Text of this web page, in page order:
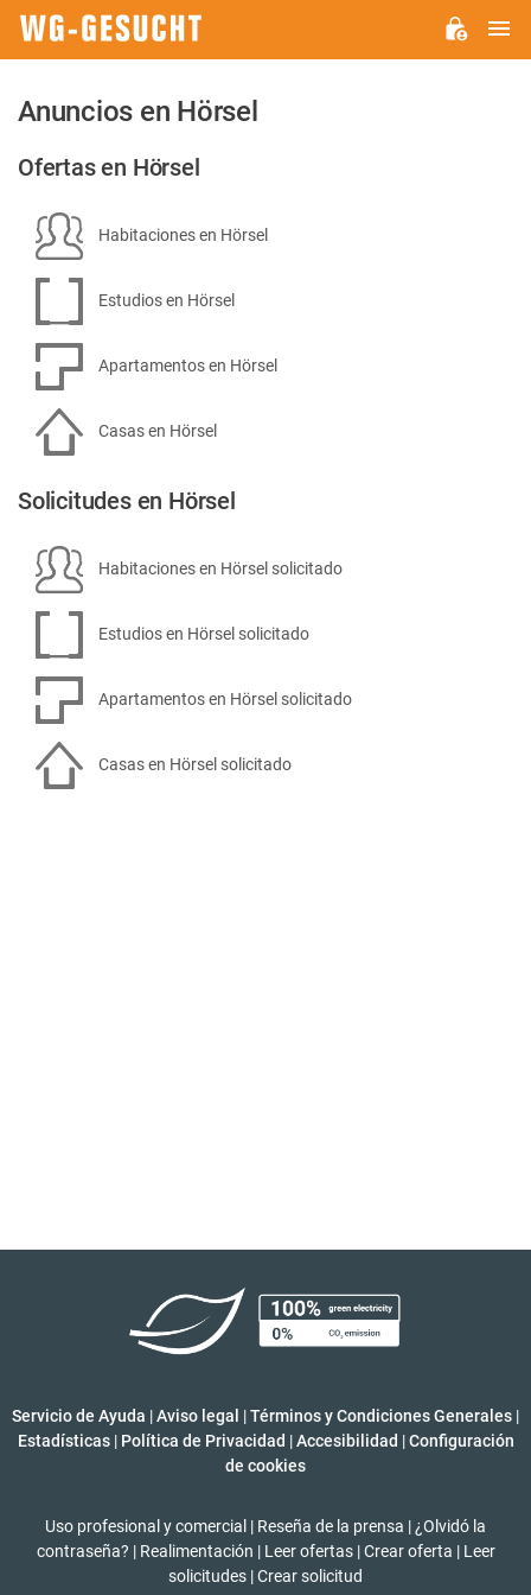
Anuncios en Hörsel
Ofertas en Hörsel
Habitaciones en Hörsel
Estudios en Hörsel
Apartamentos en Hörsel
Casas en Hörsel
Solicitudes en Hörsel
Habitaciones en Hörsel solicitado
Estudios en Hörsel solicitado
Apartamentos en Hörsel solicitado
Casas en Hörsel solicitado
Servicio de Ayuda |Aviso legal |Términos y Condiciones Generales |
Estadísticas | Política de Privacidad | Accesibilidad | Configuración
de cookies
Uso profesional y comercial | Reseña de la prensa | ¿Olvidó la
contraseña? | Realimentación | Leer ofertas | Crear oferta | Leer
solicitudes |Crear solicitud